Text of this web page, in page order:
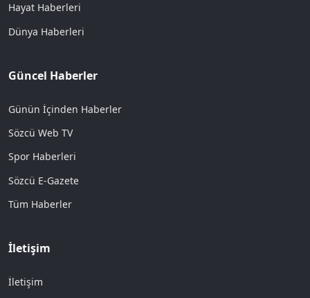
Hayat Haberleri
Dünya Haberleri
Güncel Haberler
Günün İçinden Haberler
Sözcü Web TV
Spor Haberleri
Sözcü E-Gazete
Tüm Haberler
İletişim
İletişim